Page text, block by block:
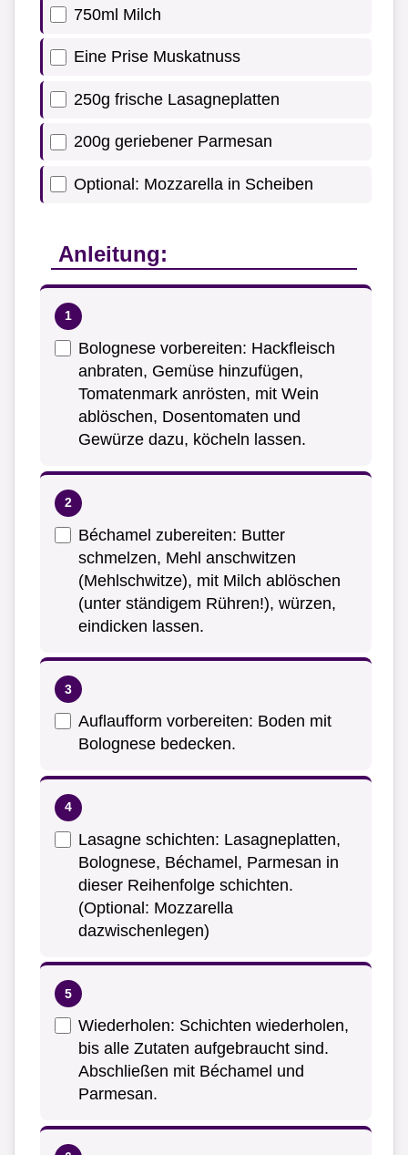
750ml Milch
Eine Prise Muskatnuss
250g frische Lasagneplatten
200g geriebener Parmesan
Optional: Mozzarella in Scheiben
Anleitung:
Bolognese vorbereiten: Hackfleisch
anbraten, Gemüse hinzufügen,
Tomatenmark anrösten, mit Wein
ablöschen, Dosentomaten und
Gewürze dazu, köcheln lassen.
Béchamel zubereiten: Butter
schmelzen, Mehl anschwitzen
(Mehlschwitze), mit Milch ablöschen
(unter ständigem Rühren!), würzen,
eindicken lassen.
Auflaufform vorbereiten: Boden mit
Bolognese bedecken.
Lasagne schichten: Lasagneplatten,
Bolognese, Béchamel, Parmesan in
dieser Reihenfolge schichten.
(Optional: Mozzarella
dazwischenlegen)
Wiederholen: Schichten wiederholen,
bis alle Zutaten aufgebraucht sind.
Abschließen mit Béchamel und
Parmesan.